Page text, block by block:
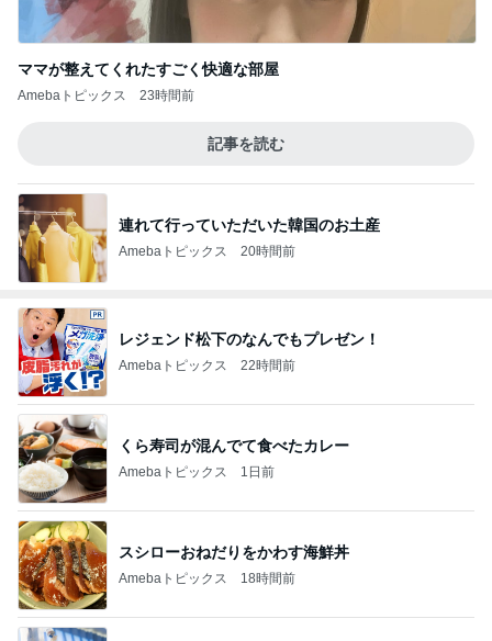
ママが整えてくれたすごく快適な部屋
Amebaトピックス 23時間前
記事を読む
連れて行っていただいた韓国のお土産
Amebaトピックス 20時間前
レジェンド松下のなんでもプレゼン！
Amebaトピックス 22時間前
くら寿司が混んでて食べたカレー
Amebaトピックス 1日前
スシローおねだりをかわす海鮮丼
Amebaトピックス 18時間前